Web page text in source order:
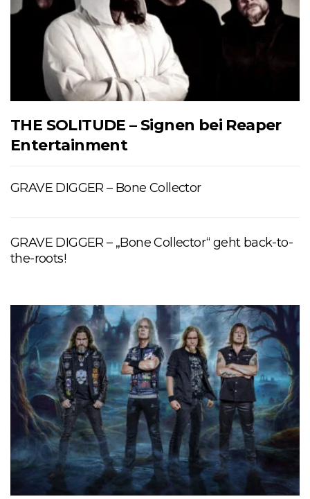
THE SOLITUDE – Signen bei Reaper
Entertainment
GRAVE DIGGER – Bone Collector
GRAVE DIGGER – „Bone Collector“ geht back-to-
the-roots!